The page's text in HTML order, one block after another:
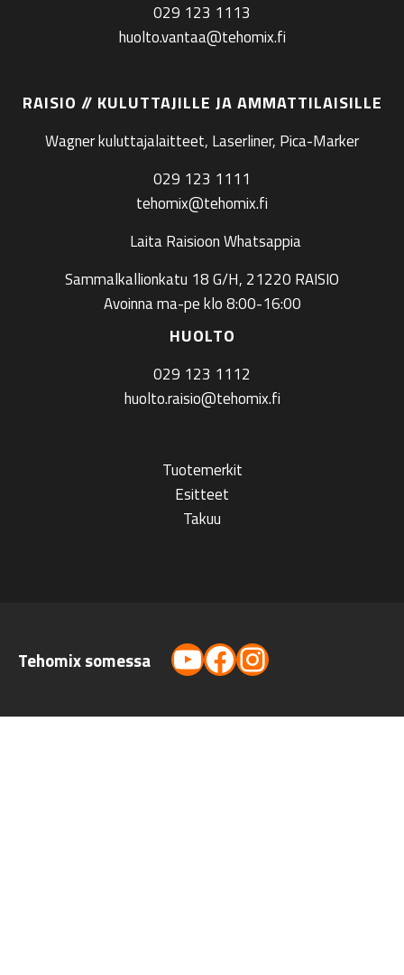
029 123 1113
huolto.vantaa@tehomix.fi
RAISIO // KULUTTAJILLE JA AMMATTILAISILLE
Wagner kuluttajalaitteet, Laserliner, Pica-Marker
029 123 1111
tehomix@tehomix.fi
Laita Raisioon Whatsappia
Sammalkallionkatu 18 G/H, 21220 RAISIO
Avoinna ma-pe klo 8:00-16:00
HUOLTO
029 123 1112
huolto.raisio@tehomix.fi
Tuotemerkit
Esitteet
Takuu
Tehomix somessa YouTube
Facebook
Instagram